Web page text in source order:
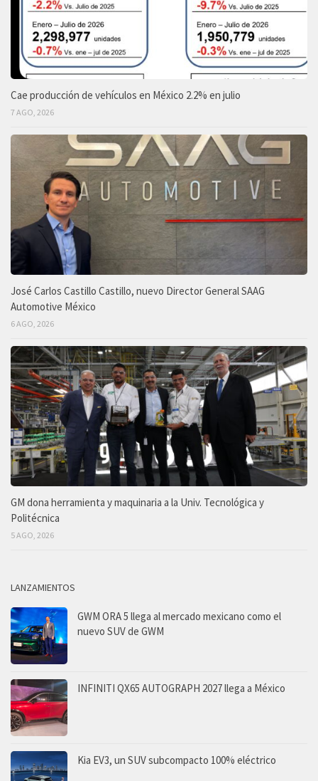
Cae producción de vehículos en México 2.2% en julio
7 AGO, 2026
José Carlos Castillo Castillo, nuevo Director General SAAG
Automotive México
6 AGO, 2026
GM dona herramienta y maquinaria a la Univ. Tecnológica y
Politécnica
5 AGO, 2026
LANZAMIENTOS
GWM ORA 5 llega al mercado mexicano como el
nuevo SUV de GWM
INFINITI QX65 AUTOGRAPH 2027 llega a México
Kia EV3, un SUV subcompacto 100% eléctrico